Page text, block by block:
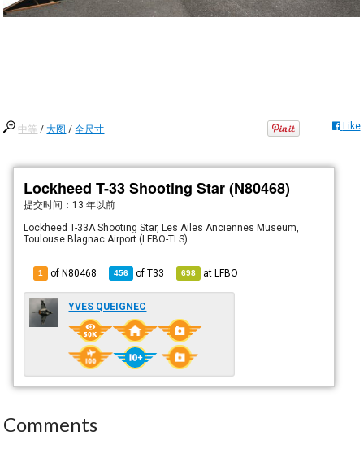
中等 /大图 /全尺寸 Like
Lockheed T-33 Shooting Star (N80468)
提交时间： 13 年以前
Lockheed T-33A Shooting Star, Les Ailes Anciennes Museum,
Toulouse Blagnac Airport (LFBO-TLS)
1 of N80468 456 ofT33 698 atLFBO
YVES QUEIGNEC
Comments